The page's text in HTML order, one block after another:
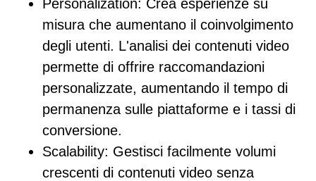
Personalization: Crea esperienze su
misura che aumentano il coinvolgimento
degli utenti. L'analisi dei contenuti video
permette di offrire raccomandazioni
personalizzate, aumentando il tempo di
permanenza sulle piattaforme e i tassi di
conversione.
Scalability: Gestisci facilmente volumi
crescenti di contenuti video senza